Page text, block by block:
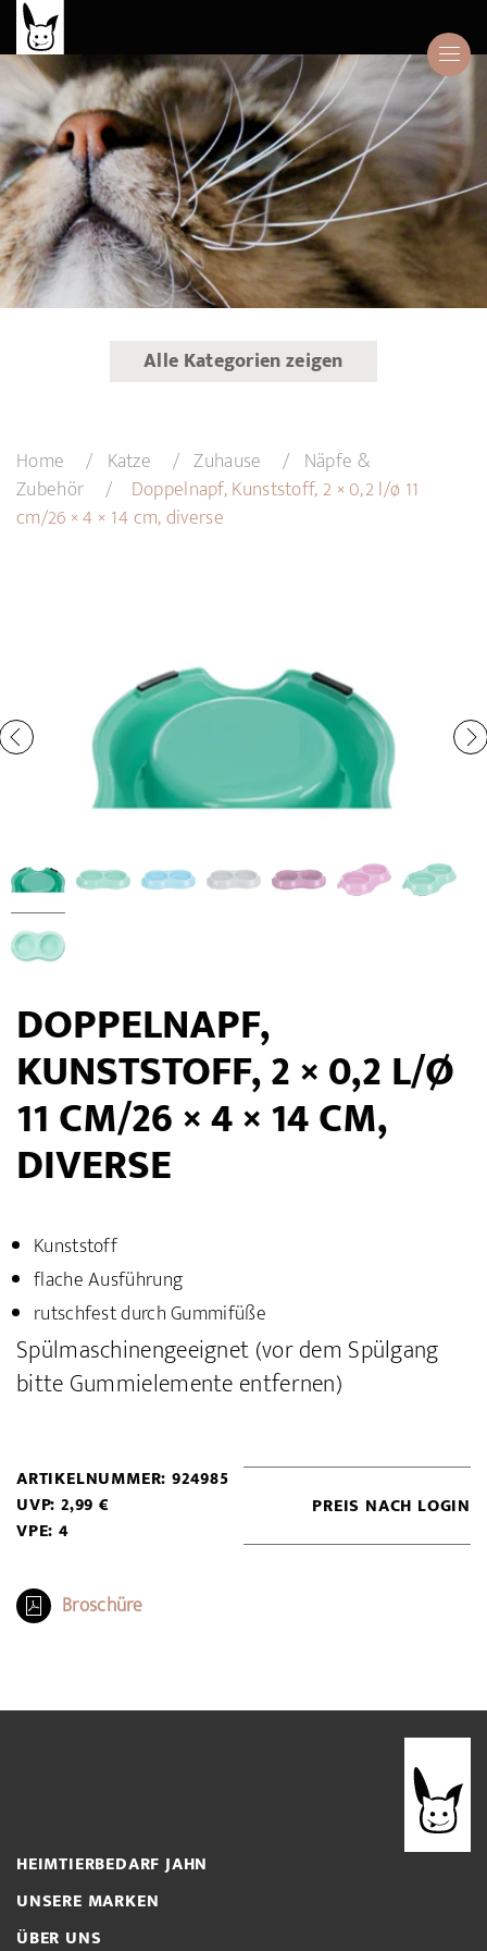
Alle Kategorien zeigen
Home Katze Zuhause
Näpfe &
Zubehör
Doppelnapf, Kunststoff, 2 × 0,2 l/ø 11
cm/26 × 4 × 14 cm, diverse
DOPPELNAPF,
KUNSTSTOFF, 2 × 0,2 L/Ø
11 CM/26 × 4 × 14 CM,
DIVERSE
Kunststoff
flache Ausführung
rutschfest durch Gummifüße
Spülmaschinengeeignet (vor dem Spülgang
bitte Gummielemente entfernen)
ARTIKELNUMMER: 924985
UVP: 2,99 €
VPE: 4
PREIS NACH LOGIN
Broschüre
HEIMTIERBEDARF JAHN
UNSERE MARKEN
ÜBER UNS